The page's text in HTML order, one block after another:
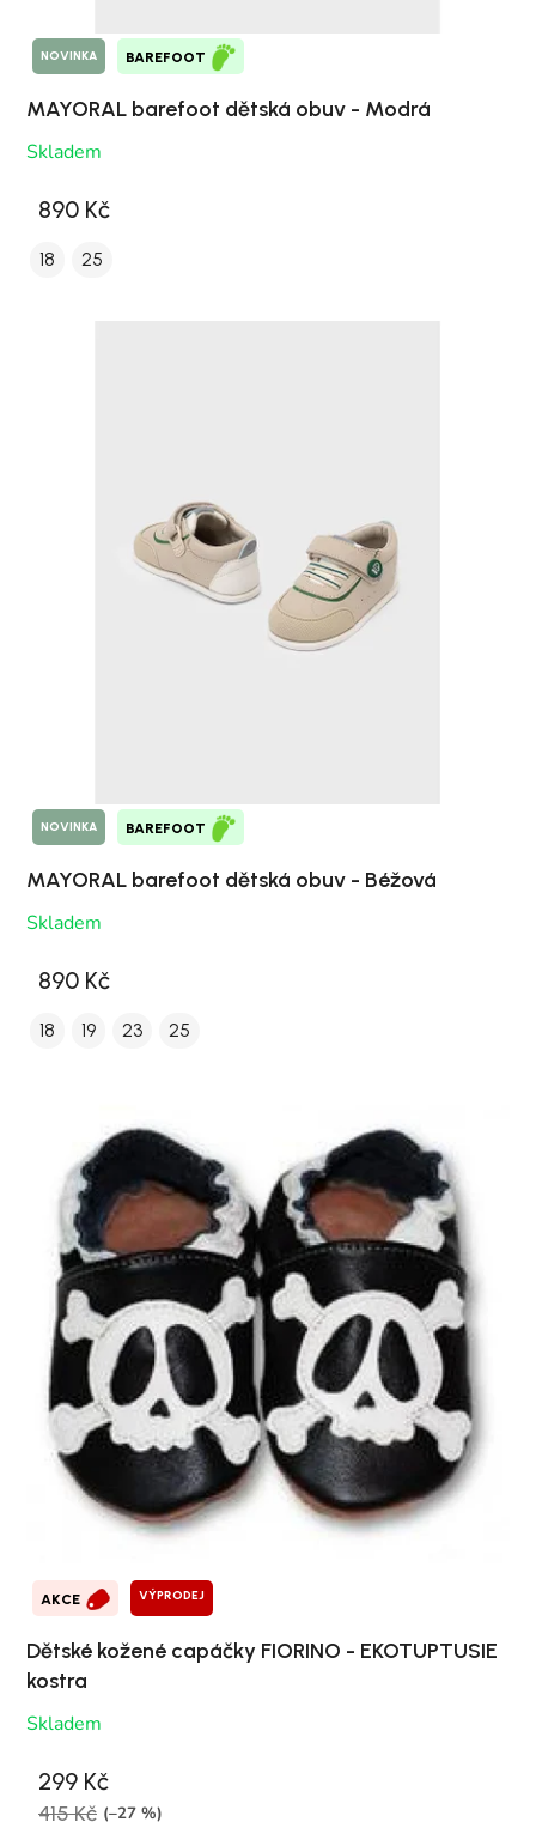
NOVINKA BAREFOOT
MAYORAL barefoot dětská obuv - Modrá
Skladem
890 Kč
18 25
NOVINKA BAREFOOT
MAYORAL barefoot dětská obuv - Béžová
Skladem
890 Kč
18 19 23 25
AKCE VÝPRODEJ
Dětské kožené capáčky FIORINO - EKOTUPTUSIE
kostra
Skladem
299 Kč
415 Kč (–27 %)